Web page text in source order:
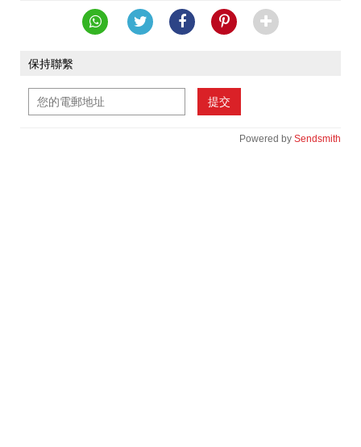
保持聯繫
提交
Powered by Sendsmith